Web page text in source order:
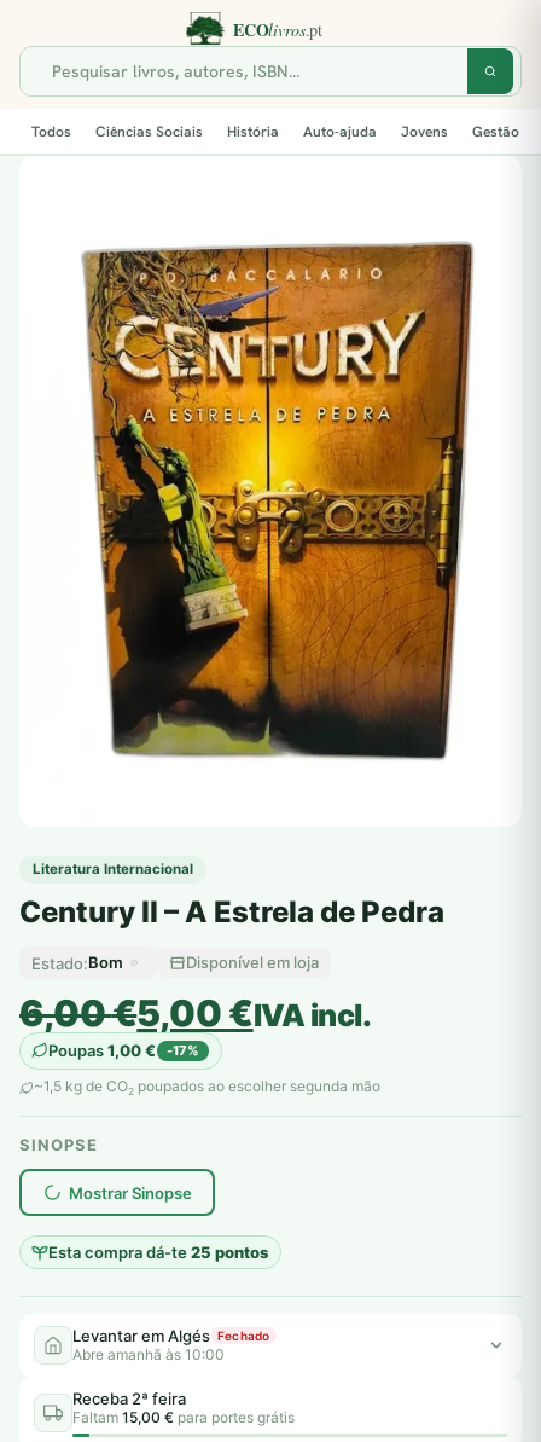
Todos Ciências Sociais História Auto-ajuda Jovens Gestão
Literatura Internacional
Century II – A Estrela de Pedra
Estado:Bom Disponível em loja
6,00€
O
preço
original
era:
6,00 €.
5,00€
O
preço
atual
é:
5,00 €.
IVA incl.
Poupas1,00€ -17%
~1,5 kg de CO2 poupados ao escolher segunda mão
SINOPSE
Mostrar Sinopse
Esta compra dá-te25 pontos
plantar árvores reais
Levantar em Algés Fechado
Abre amanhã às 10:00
Receba 2ª feira
Faltam 15,00 € para portes grátis